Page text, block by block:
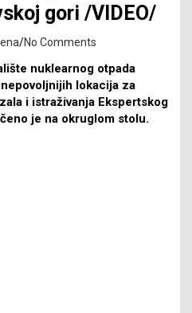
gori /VIDEO/
No Comments
nuklearnog otpada
lokacija za
i istraživanja Ekspertskog
je na okruglom stolu.